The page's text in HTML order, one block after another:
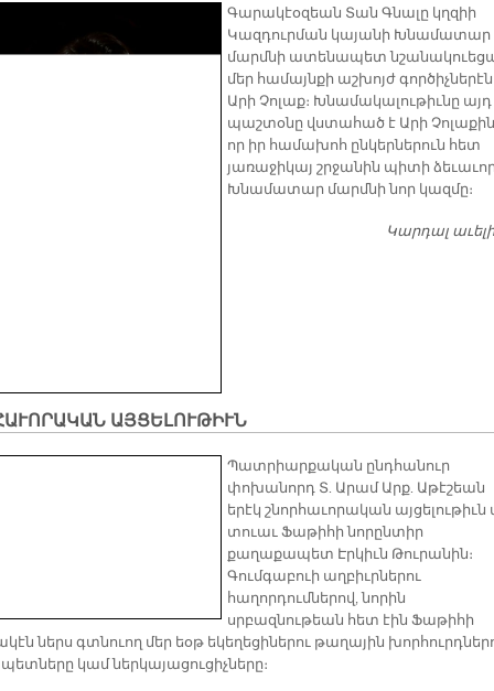
Գարակէօզեան Տան Գնալը կղզիի
Կազդուրման կայանի Խնամատար
մարմնի ատենապետ
մեր համայնքի աշխոյժ գործիչներէն
Արի Չոլաք։ Խնամակալութիւնը այդ
պաշտօնը վստահած է Արի
որ իր համախոհ ընկերներուն հետ
յառաջիկայ շրջանին պիտի
Խնամատար մարմնի նոր կազմը։
Կարդալ
ԱՅՑԵԼՈՒԹԻՒՆ
Պատրիարքական ընդհանուր
փոխանորդ Տ. Արամ Արք. Աթէշեան
երէկ շնորհաւորական այցելութիւն
տուաւ Ֆաթիհի նորընտիր
քաղաքապետ Էրկիւն Թուրանին։
Գումգաբուի աղբիւրներու
հաղորդումներով, նորին
սրբազնութեան հետ էին Ֆաթիհի
ներս գտնուող մեր եօթ եկեղեցիներու թաղային
կամ ներկայացուցիչները։